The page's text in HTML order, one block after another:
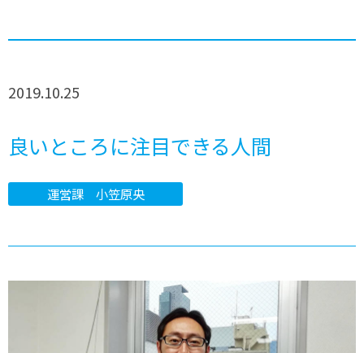
2019.10.25
良いところに注目できる人間
運営課 小笠原央